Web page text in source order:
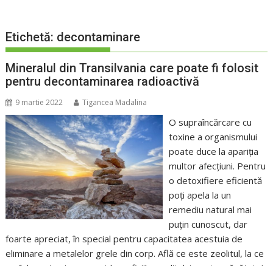
Etichetă: decontaminare
Mineralul din Transilvania care poate fi folosit
pentru decontaminarea radioactivă
9 martie 2022 Tigancea Madalina
O supraîncărcare cu
toxine a organismului
poate duce la apariția
multor afecțiuni. Pentru
o detoxifiere eficientă
poți apela la un
remediu natural mai
puțin cunoscut, dar
foarte apreciat, în special pentru capacitatea acestuia de
eliminare a metalelor grele din corp. Află ce este zeolitul, la ce